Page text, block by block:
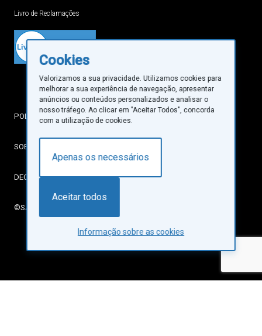
Livro de Reclamações
POLÍTICA DE PRIVACIDADE
SOBRE COOKIES
DECLARAÇÃO DE ACESSIBILIDADE
©SANTA CASA DA MISERICÓRDIA DE LISBOA
Cookies
Valorizamos a sua privacidade. Utilizamos cookies para
melhorar a sua experiência de navegação, apresentar
anúncios ou conteúdos personalizados e analisar o
nosso tráfego. Ao clicar em "Aceitar Todos", concorda
com a utilização de cookies.
Apenas os necessários
Aceitar todos
Informação sobre as cookies